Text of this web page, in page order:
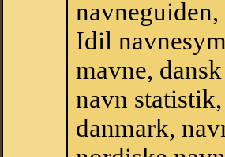
Idil
mavne,
navn
danmark,